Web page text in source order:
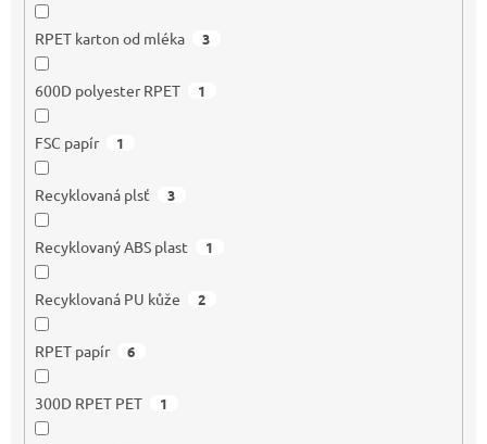
RPET karton od mléka 3
600D polyester RPET 1
FSC papír 1
Recyklovaná plsť 3
Recyklovaný ABS plast 1
Recyklovaná PU kůže 2
RPET papír 6
300D RPET PET 1